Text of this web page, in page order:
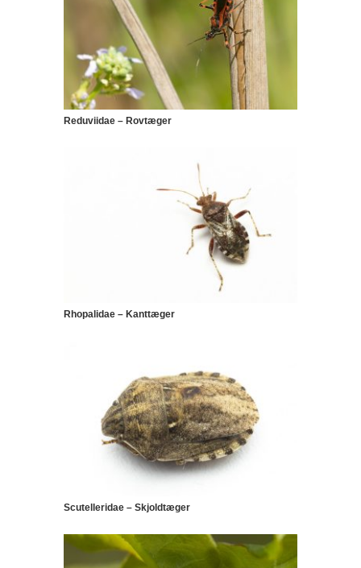
Reduviidae – Rovtæger
Rhopalidae – Kanttæger
Scutelleridae – Skjoldtæger